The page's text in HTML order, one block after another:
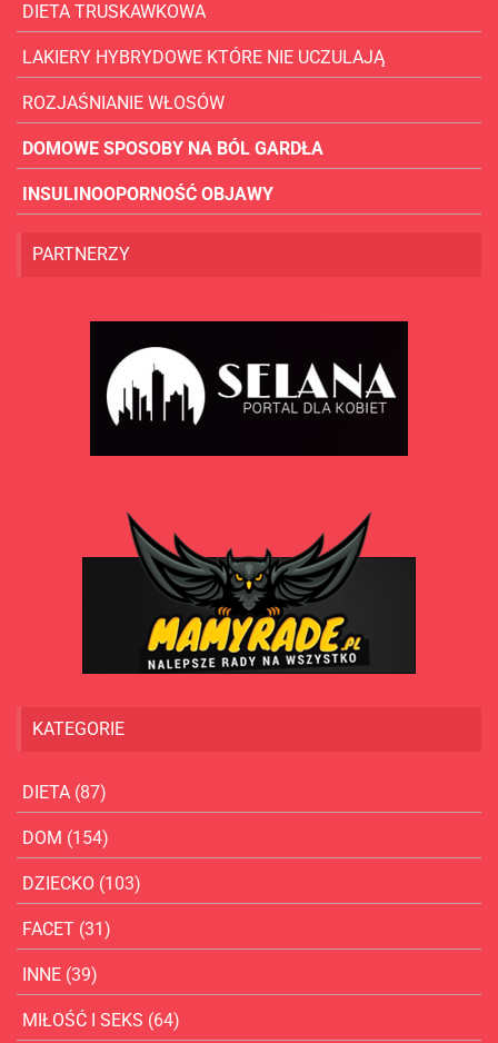
DIETA TRUSKAWKOWA
LAKIERY HYBRYDOWE KTÓRE NIE UCZULAJĄ
ROZJAŚNIANIE WŁOSÓW
DOMOWE SPOSOBY NA BÓL GARDŁA
INSULINOOPORNOŚĆ OBJAWY
PARTNERZY
KATEGORIE
DIETA (87)
DOM (154)
DZIECKO (103)
FACET (31)
INNE (39)
MIŁOŚĆ I SEKS (64)